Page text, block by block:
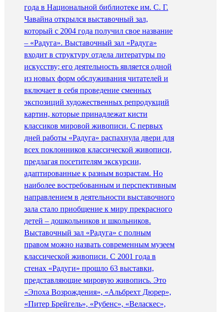
года в Национальной библиотеке им. С. Г.
Чавайна открылся выставочный зал,
который с 2004 года получил свое название
– «Радуга». Выставочный зал «Радуга»
входит в структуру отдела литературы по
искусству; его деятельность является одной
из новых форм обслуживания читателей и
включает в себя проведение сменных
экспозиций художественных репродукций
картин, которые принадлежат кисти
классиков мировой живописи. С первых
дней работы «Радуга» распахнула двери для
всех поклонников классической живописи,
предлагая посетителям экскурсии,
адаптированные к разным возрастам. Но
наиболее востребованным и перспективным
направлением в деятельности выставочного
зала стало приобщение к миру прекрасного
детей – дошкольников и школьников.
Выставочный зал «Радуга» с полным
правом можно назвать современным музеем
классической живописи. С 2001 года в
стенах «Радуги» прошло 63 выставки,
представляющие мировую живопись. Это
«Эпоха Возрождения», «Альбрехт Дюрер»,
«Питер Брейгель», «Рубенс», «Веласкес»,